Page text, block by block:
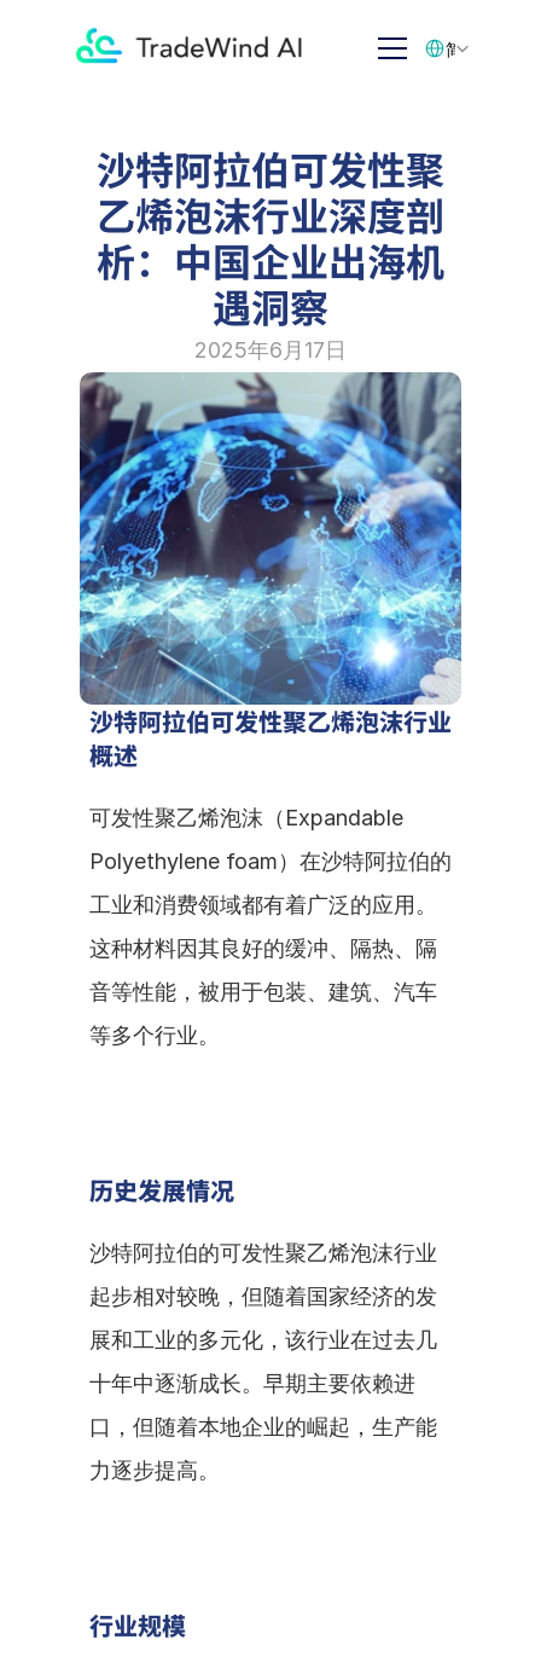
沙特阿拉伯可发性聚
乙烯泡沫行业深度剖
析：中国企业出海机
遇洞察
2025年6月17日
沙特阿拉伯可发性聚乙烯泡沫行业
概述
可发性聚乙烯泡沫（Expandable
Polyethylene foam）在沙特阿拉伯的
工业和消费领域都有着广泛的应用。
这种材料因其良好的缓冲、隔热、隔
音等性能，被用于包装、建筑、汽车
等多个行业。
历史发展情况
沙特阿拉伯的可发性聚乙烯泡沫行业
起步相对较晚，但随着国家经济的发
展和工业的多元化，该行业在过去几
十年中逐渐成长。早期主要依赖进
口，但随着本地企业的崛起，生产能
力逐步提高。
行业规模
简体中文